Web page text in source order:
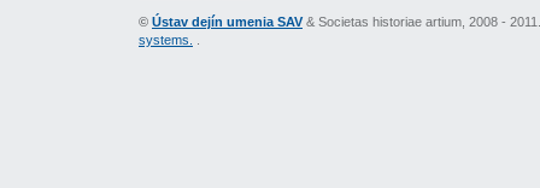
© Ústav dejín umenia SAV & Societas historiae artium, 2008 -
systems.